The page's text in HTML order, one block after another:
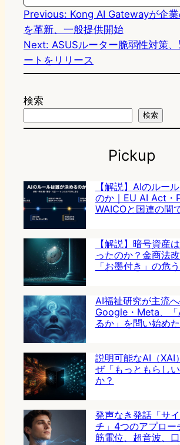
n
k
Previous: Kong AI Gatewayが企
を革新、一般提供開始
Next: ASUSルーター脆弱性対策
ートをリリース
検索
検索
Pickup
【解説】AIのルー
のか｜EU AI Act・
WAICOと国連の間
【解説】暗号資産
ったのか？金商法
「お墨付き」の危
AI福祉研究が主流
Google・Meta、「
るか」を問い始め
説明可能なAI（XAI
ぜ「もっともらし
か？
発声なき発話「サ
チ」4つのアプロー
筋電位、超音波、